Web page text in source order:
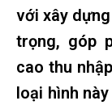
với xây
trọng, góp
cao thu
loại hình